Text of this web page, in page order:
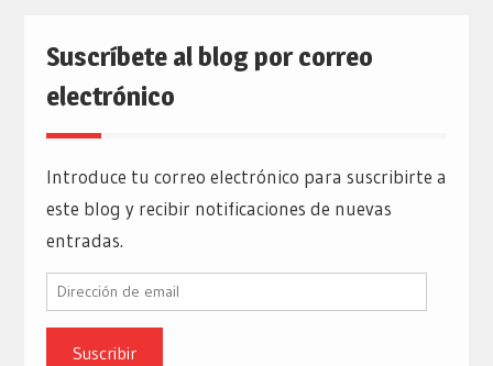
Suscríbete al blog por correo
electrónico
Introduce tu correo electrónico para suscribirte a
este blog y recibir notificaciones de nuevas
entradas.
Dirección
email